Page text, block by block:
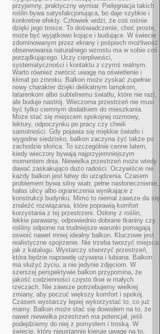
przyjemny, praktyczny wymiar. Pielęgnacja takich
roślin bywa satysfakcjonująca, bo daje szybkie i
konkretne efekty. Człowiek widzi, że coś rośnie
dzięki jego trosce. To doświadczenie, choć proste,
może być wyjątkowo kojące i budujące. W świecie
zdominowanym przez ekrany i pośpiech możliwość
obserwowania naturalnego wzrostu ma w sobie coś
porządkującego. Uczy cierpliwości,
systematyczności i kontaktu z czymś realnym.
Warto również zwrócić uwagę na oświetlenie i
klimat po zmroku. Balkon może zyskać zupełnie
nowy charakter dzięki delikatnym lampkom,
latarenkom albo subtelnemu światłu, które nie razi,
ale buduje nastrój. Wieczorna przestrzeń nie musi
być tylko ciemnym dodatkiem do mieszkania.
Może stać się miejscem spokojnej rozmowy,
lektury, odpoczynku po pracy czy chwili
samotności. Gdy pojawia się miękkie światło i
wygodne siedzisko, balkon zaczyna żyć także po
zachodzie słońca. To szczególnie cenne latem,
kiedy wieczory bywają najprzyjemniejszym
momentem dnia. Niewielka przestrzeń może wtedy
dawać zaskakująco dużo radości. Oczywiście nie
każdy balkon jest łatwy do urządzenia. Czasem
problemem bywa silny wiatr, pełne nasłonecznienie,
hałas ulicy albo ograniczenia wynikające z
konstrukcji budynku. Mimo to niemal zawsze da się
znaleźć rozwiązania, które poprawią komfort
korzystania z tej przestrzeni. Osłony z roślin,
lekkie parawany, odpowiednio dobrane tkaniny czy
rośliny odporne na trudniejsze warunki pomagają
oswoić nawet mniej idealny balkon. Kluczowe jest
realistyczne spojrzenie. Nie trzeba tworzyć miejsca
jak z katalogu. Wystarczy stworzyć przestrzeń,
która będzie naprawdę używana i lubiana. Balkon
ma służyć życiu, a nie jedynie zdjęciom. W
szerszej perspektywie balkon przypomina, że
jakość codzienności często tkwi w małych
rzeczach. Nie zawsze potrzebujemy wielkiej
zmiany, aby poczuć większy komfort i spokój.
Czasem wystarczy lepiej wykorzystać to, co już
mamy. Balkon może stać się dowodem na to, że
nawet niewielka przestrzeń ma potencjał, jeśli
podejdziemy do niej z pomysłem i troską. W
świecie, który nieustannie kieruje uwagę na to,